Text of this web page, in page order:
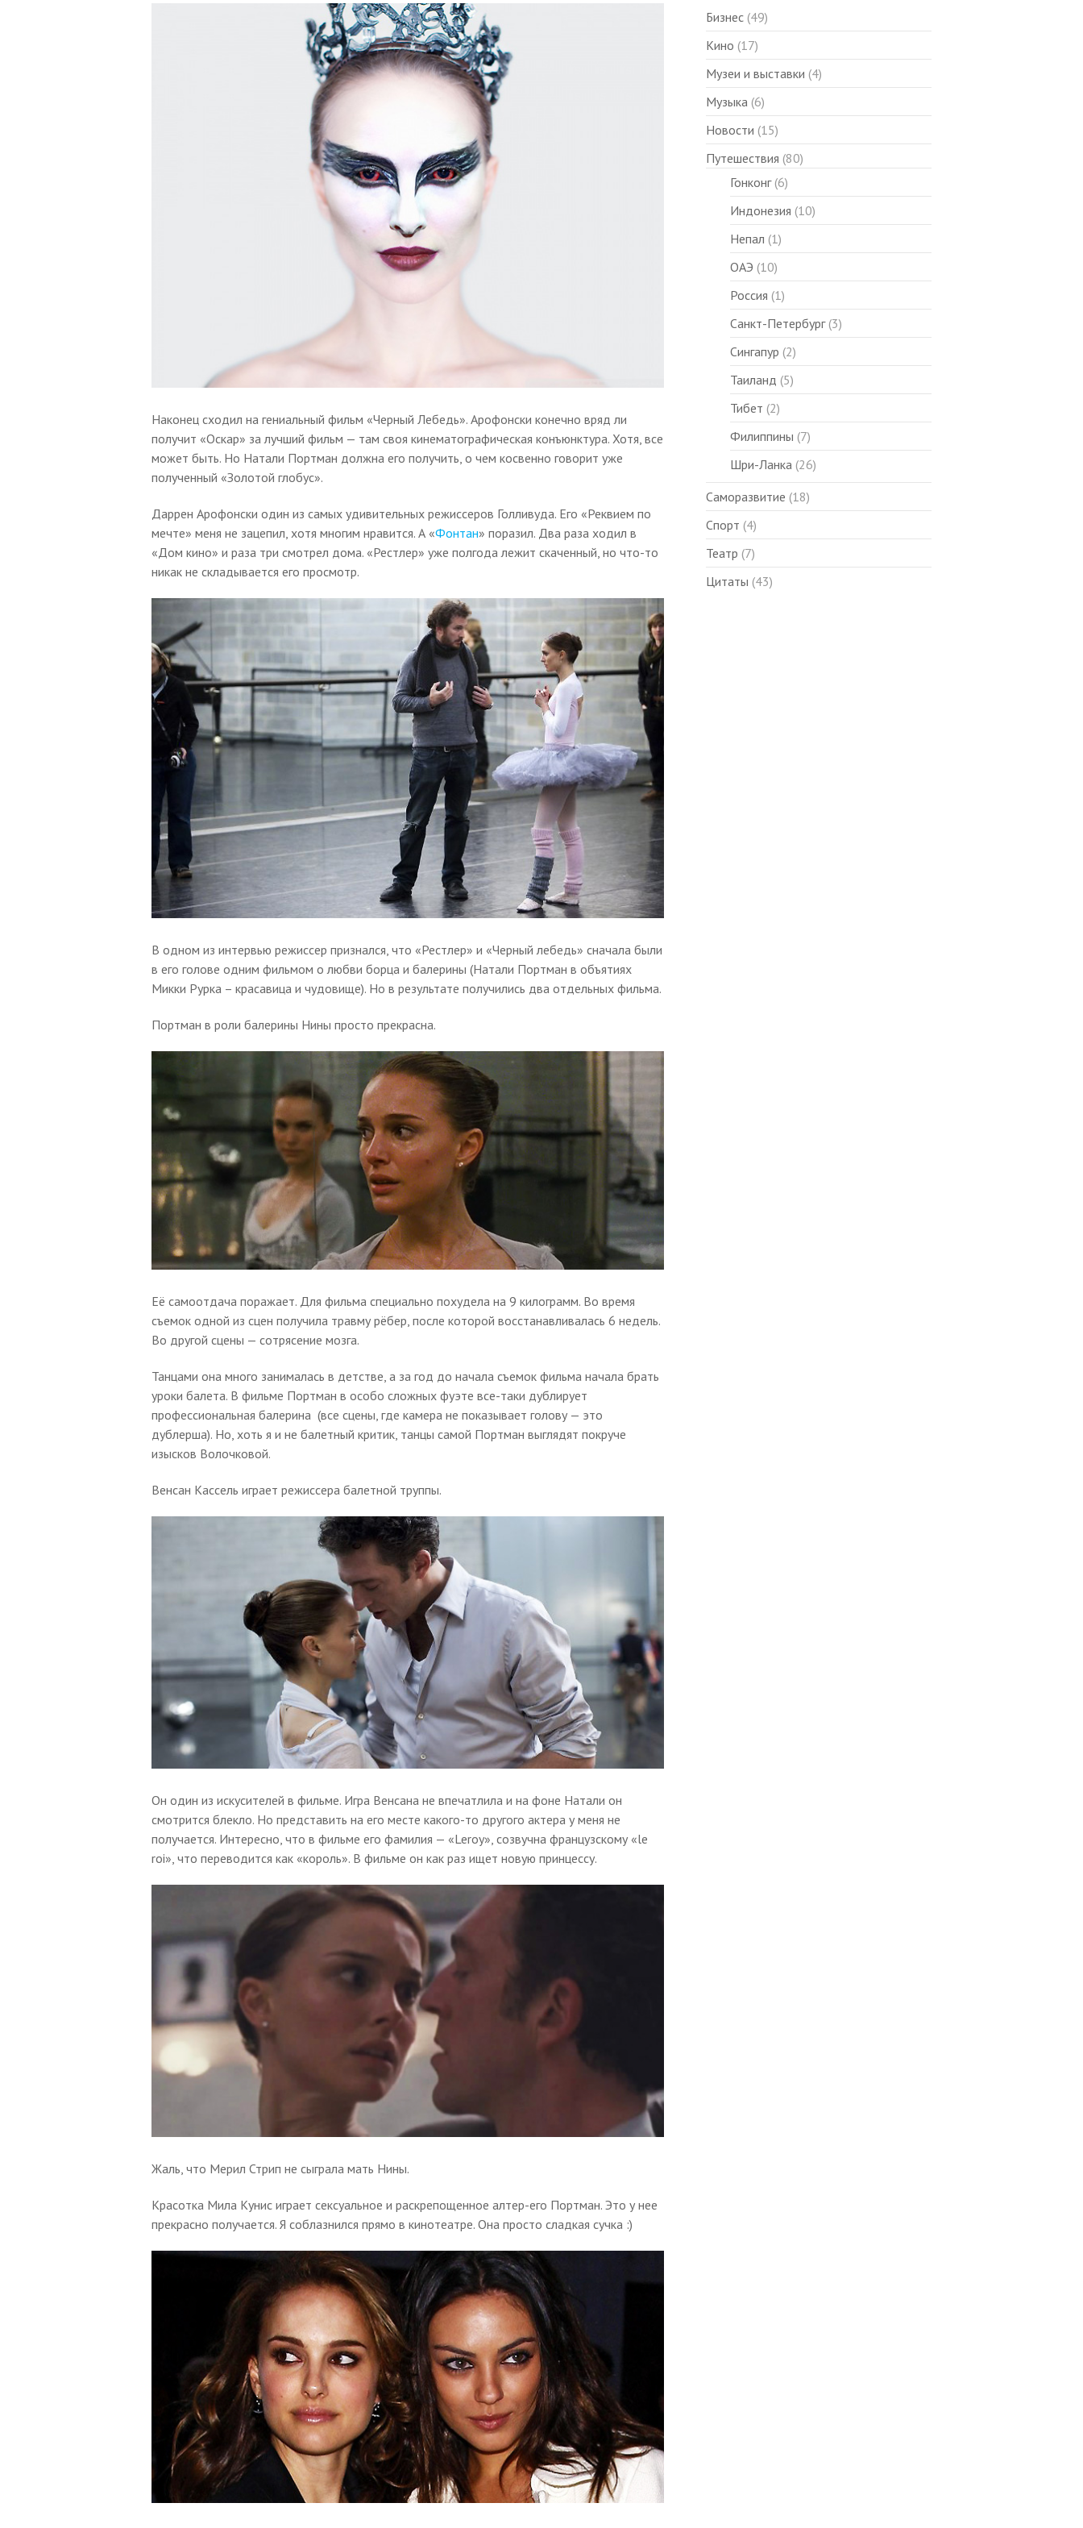
Наконец сходил на гениальный фильм «Черный Лебедь». Арофонски конечно вряд ли
получит «Оскар» за лучший фильм — там своя кинематографическая конъюнктура. Хотя, все
может быть. Но Натали Портман должна его получить, о чем косвенно говорит уже
полученный «Золотой глобус».
Даррен Арофонски один из самых удивительных режиссеров Голливуда. Его «Реквием по
мечте» меня не зацепил, хотя многим нравится. А «Фонтан» поразил. Два раза ходил в
«Дом кино» и раза три смотрел дома. «Рестлер» уже полгода лежит скаченный, но что-то
никак не складывается его просмотр.
В одном из интервью режиссер признался, что «Рестлер» и «Черный лебедь» сначала были
в его голове одним фильмом о любви борца и балерины (Натали Портман в объятиях
Микки Рурка – красавица и чудовище). Но в результате получились два отдельных фильма.
Портман в роли балерины Нины просто прекрасна.
Её самоотдача поражает. Для фильма специально похудела на 9 килограмм. Во время
съемок одной из сцен получила травму рёбер, после которой восстанавливалась 6 недель.
Во другой сцены — сотрясение мозга.
Танцами она много занималась в детстве, а за год до начала съемок фильма начала брать
уроки балета. В фильме Портман в особо сложных фуэте все-таки дублирует
профессиональная балерина (все сцены, где камера не показывает голову — это
дублерша). Но, хоть я и не балетный критик, танцы самой Портман выглядят покруче
изысков Волочковой.
Венсан Кассель играет режиссера балетной труппы.
Он один из искусителей в фильме. Игра Венсана не впечатлила и на фоне Натали он
смотрится блекло. Но представить на его месте какого-то другого актера у меня не
получается. Интересно, что в фильме его фамилия — «Leroy», созвучна французскому «le
roi», что переводится как «король». В фильме он как раз ищет новую принцессу.
Жаль, что Мерил Стрип не сыграла мать Нины.
Красотка Мила Кунис играет сексуальное и раскрепощенное алтер-его Портман. Это у нее
прекрасно получается. Я соблазнился прямо в кинотеатре. Она просто сладкая сучка :)
Бизнес(49)
Кино (17)
Музеи и выставки (4)
Музыка(6)
Новости (15)
Путешествия (80)
Гонконг(6)
Индонезия (10)
Непал (1)
ОАЭ (10)
Россия (1)
Санкт-Петербург(3)
Сингапур (2)
Таиланд (5)
Тибет (2)
Филиппины (7)
Шри-Ланка(26)
Саморазвитие (18)
Спорт (4)
Театр (7)
Цитаты (43)